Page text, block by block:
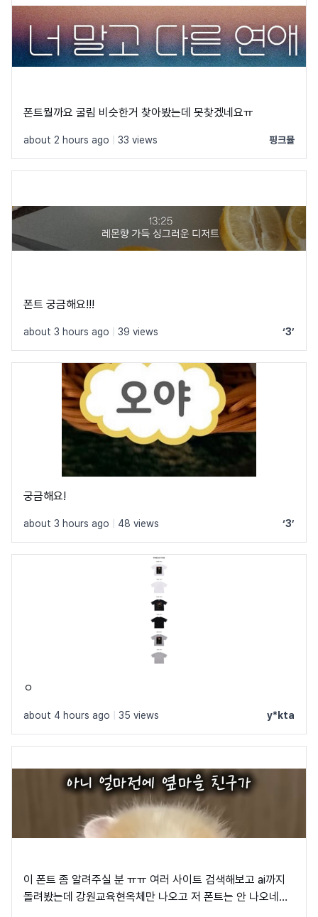
폰트뭘까요 굴림 비슷한거 찾아봤는데 못찾겠네요ㅠ
about 2 hours ago 33 views 핑크뮬
폰트 궁금해요!!!
about 3 hours ago 39 views ‘3’
궁금해요!
about 3 hours ago 48 views ‘3’
ㅇ
about 4 hours ago 35 views y*kta
이 폰트 좀 알려주실 분 ㅠㅠ 여러 사이트 검색해보고 ai까지
돌려봤는데 강원교육현옥체만 나오고 저 폰트는 안 나오네요